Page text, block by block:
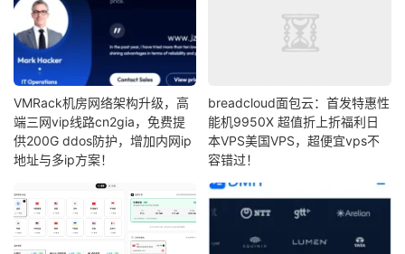
VMRack机房网络架构升级，高
端三网vip线路cn2gia，免费提
供200G ddos防护，增加内网ip
地址与多ip方案！
breadcloud面包云：首发特惠性
能机9950X 超值折上折福利日
本VPS美国VPS，超便宜vps不
容错过！